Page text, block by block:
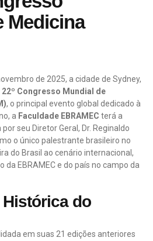
Medicina
de 2025, a cidade de Sydney,
22º Congresso Mundial de
, o principal evento global dedicado à
a Faculdade EBRAMEC terá a
seu Diretor Geral, Dr. Reginaldo
o único palestrante brasileiro no
do Brasil ao cenário internacional,
EBRAMEC e do país no campo da
do
em suas 21 edições anteriores